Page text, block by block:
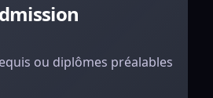
ou diplômes préalables